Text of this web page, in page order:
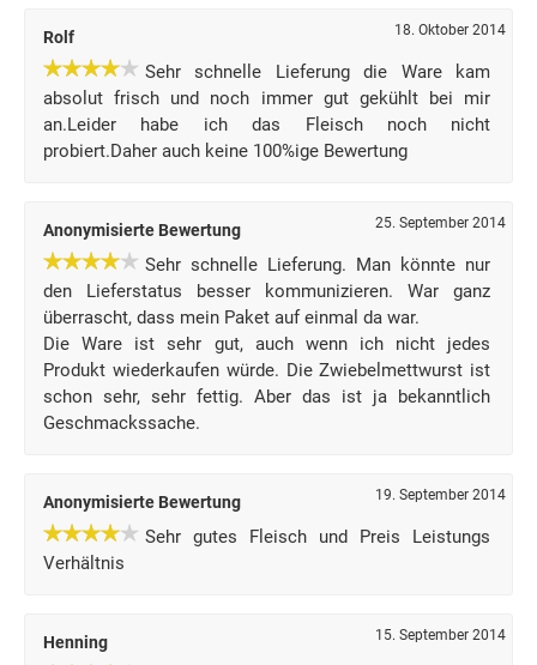
Rolf 18. Oktober 2014
Sehr schnelle Lieferung die Ware kam
absolut frisch und noch immer gut gekühlt bei mir
an.Leider habe ich das Fleisch noch nicht
probiert.Daher auch keine 100%ige Bewertung
Anonymisierte Bewertung 25. September 2014
Sehr schnelle Lieferung. Man könnte nur
den Lieferstatus besser kommunizieren. War ganz
überrascht, dass mein Paket auf einmal da war.
Die Ware ist sehr gut, auch wenn ich nicht jedes
Produkt wiederkaufen würde. Die Zwiebelmettwurst ist
schon sehr, sehr fettig. Aber das ist ja bekanntlich
Geschmackssache.
Anonymisierte Bewertung 19. September 2014
Sehr gutes Fleisch und Preis Leistungs
Verhältnis
Henning 15. September 2014